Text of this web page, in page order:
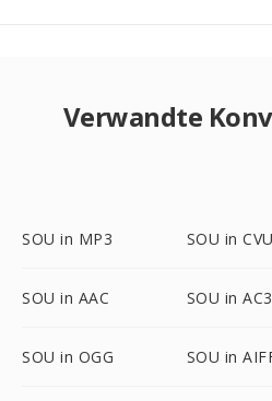
Verwandte
SOU in MP3 SOU in CVU
SOU in AAC SOU in AC3
SOU in OGG SOU in